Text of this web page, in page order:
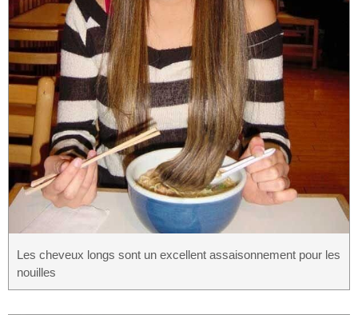
Les cheveux longs sont un excellent assaisonnement pour les
nouilles